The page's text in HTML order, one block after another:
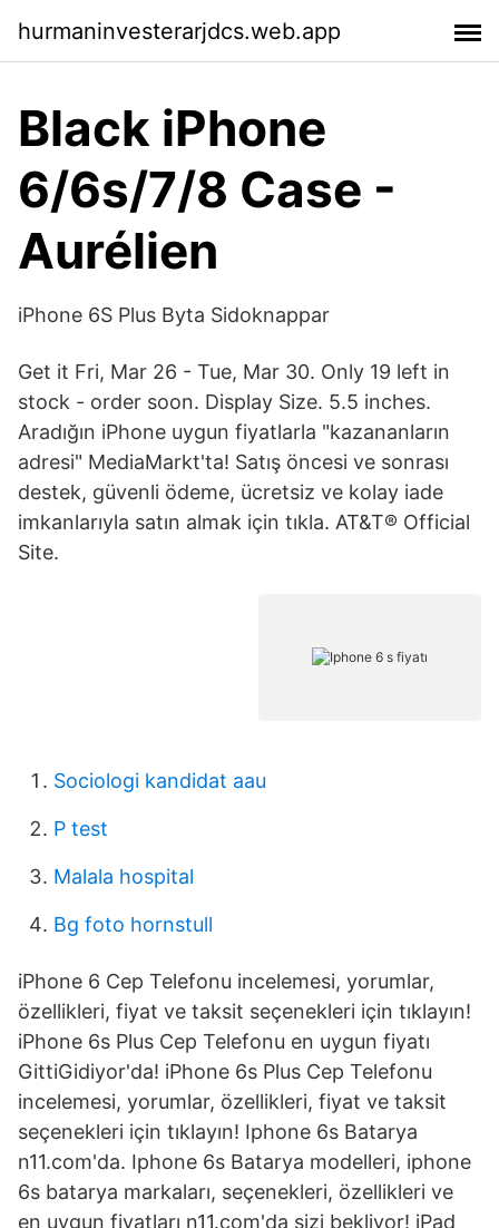
hurmaninvesterarjdcs.web.app
Black iPhone
6/6s/7/8 Case -
Aurélien
iPhone 6S Plus Byta Sidoknappar
Get it Fri, Mar 26 - Tue, Mar 30. Only 19 left in
stock - order soon. Display Size. 5.5 inches.
Aradığın iPhone uygun fiyatlarla "kazananların
adresi" MediaMarkt'ta! Satış öncesi ve sonrası
destek, güvenli ödeme, ücretsiz ve kolay iade
imkanlarıyla satın almak için tıkla. AT&T® Official
Site.
Sociologi kandidat aau
P test
Malala hospital
Bg foto hornstull
iPhone 6 Cep Telefonu incelemesi, yorumlar,
özellikleri, fiyat ve taksit seçenekleri için tıklayın!
iPhone 6s Plus Cep Telefonu en uygun fiyatı
GittiGidiyor'da! iPhone 6s Plus Cep Telefonu
incelemesi, yorumlar, özellikleri, fiyat ve taksit
seçenekleri için tıklayın! Iphone 6s Batarya
n11.com'da. Iphone 6s Batarya modelleri, iphone
6s batarya markaları, seçenekleri, özellikleri ve
en uygun fiyatları n11.com'da sizi bekliyor! iPad